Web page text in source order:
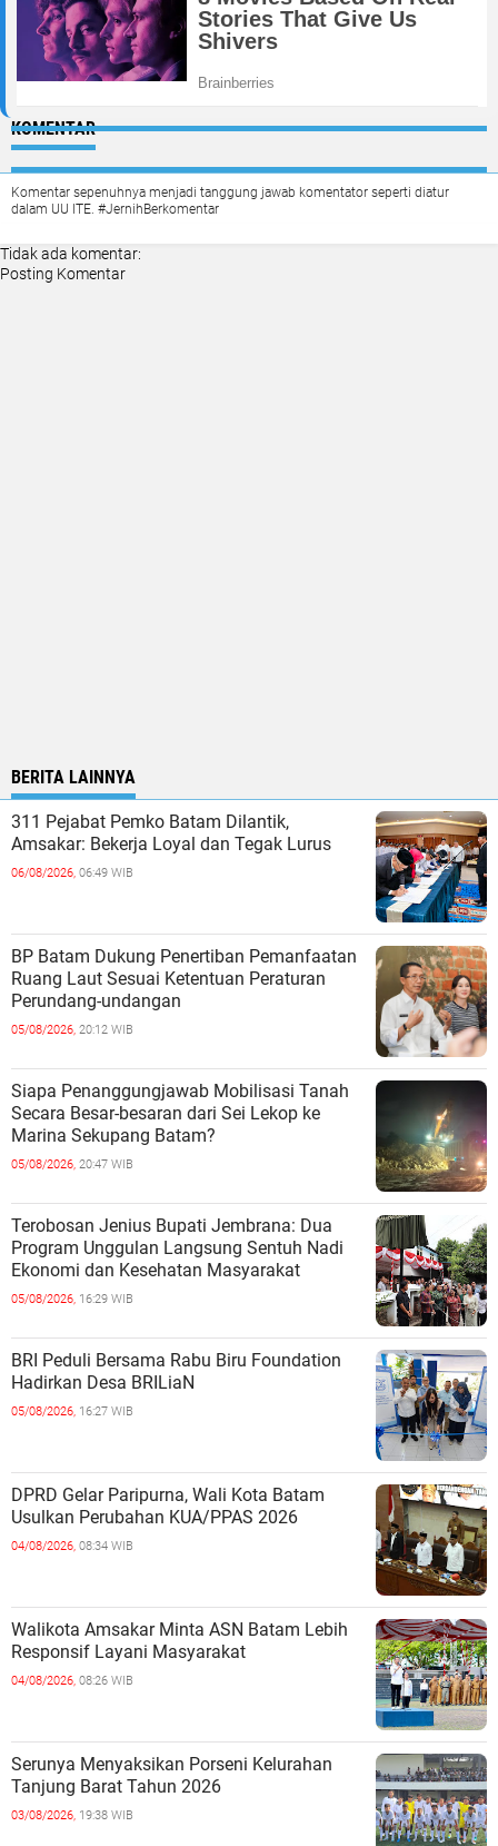
KOMENTAR
Komentar sepenuhnya menjadi tanggung jawab komentator seperti diatur
dalam UU ITE. #JernihBerkomentar
Tidak ada komentar:
Posting Komentar
BERITA LAINNYA
311 Pejabat Pemko Batam Dilantik,
Amsakar: Bekerja Loyal dan Tegak Lurus
06/08/2026, 06:49 WIB
BP Batam Dukung Penertiban Pemanfaatan
Ruang Laut Sesuai Ketentuan Peraturan
Perundang-undangan
05/08/2026, 20:12 WIB
Siapa Penanggungjawab Mobilisasi Tanah
Secara Besar-besaran dari Sei Lekop ke
Marina Sekupang Batam?
05/08/2026, 20:47 WIB
Terobosan Jenius Bupati Jembrana: Dua
Program Unggulan Langsung Sentuh Nadi
Ekonomi dan Kesehatan Masyarakat
05/08/2026, 16:29 WIB
BRI Peduli Bersama Rabu Biru Foundation
Hadirkan Desa BRILiaN
05/08/2026, 16:27 WIB
DPRD Gelar Paripurna, Wali Kota Batam
Usulkan Perubahan KUA/PPAS 2026
04/08/2026, 08:34 WIB
Walikota Amsakar Minta ASN Batam Lebih
Responsif Layani Masyarakat
04/08/2026, 08:26 WIB
Serunya Menyaksikan Porseni Kelurahan
Tanjung Barat Tahun 2026
03/08/2026, 19:38 WIB